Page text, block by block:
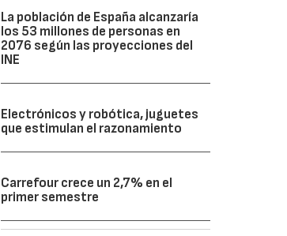
La población de España alcanzaría
los 53 millones de personas en
2076 según las proyecciones del
INE
Electrónicos y robótica, juguetes
que estimulan el razonamiento
Carrefour crece un 2,7% en el
primer semestre